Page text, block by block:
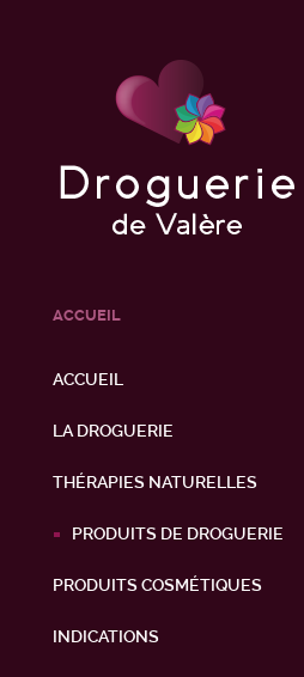
ACCUEIL
ACCUEIL
LA DROGUERIE
THÉRAPIES NATURELLES
PRODUITS DE DROGUERIE
PRODUITS COSMÉTIQUES
INDICATIONS